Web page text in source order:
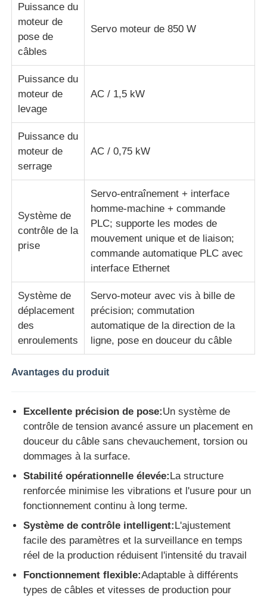
Puissance du
moteur de
pose de
câbles
Servo moteur de 850 W
Puissance du
moteur de
levage
AC / 1,5 kW
Puissance du
moteur de
serrage
AC / 0,75 kW
Système de
contrôle de la
prise
Servo-entraînement + interface
homme-machine + commande
PLC; supporte les modes de
mouvement unique et de liaison;
commande automatique PLC avec
interface Ethernet
Système de
déplacement
des
enroulements
Servo-moteur avec vis à bille de
précision; commutation
automatique de la direction de la
ligne, pose en douceur du câble
Avantages du produit
Excellente précision de pose:Un système de
contrôle de tension avancé assure un placement en
douceur du câble sans chevauchement, torsion ou
dommages à la surface.
Stabilité opérationnelle élevée:La structure
renforcée minimise les vibrations et l'usure pour un
fonctionnement continu à long terme.
Système de contrôle intelligent:L'ajustement
facile des paramètres et la surveillance en temps
réel de la production réduisent l'intensité du travail
Fonctionnement flexible:Adaptable à différents
types de câbles et vitesses de production pour